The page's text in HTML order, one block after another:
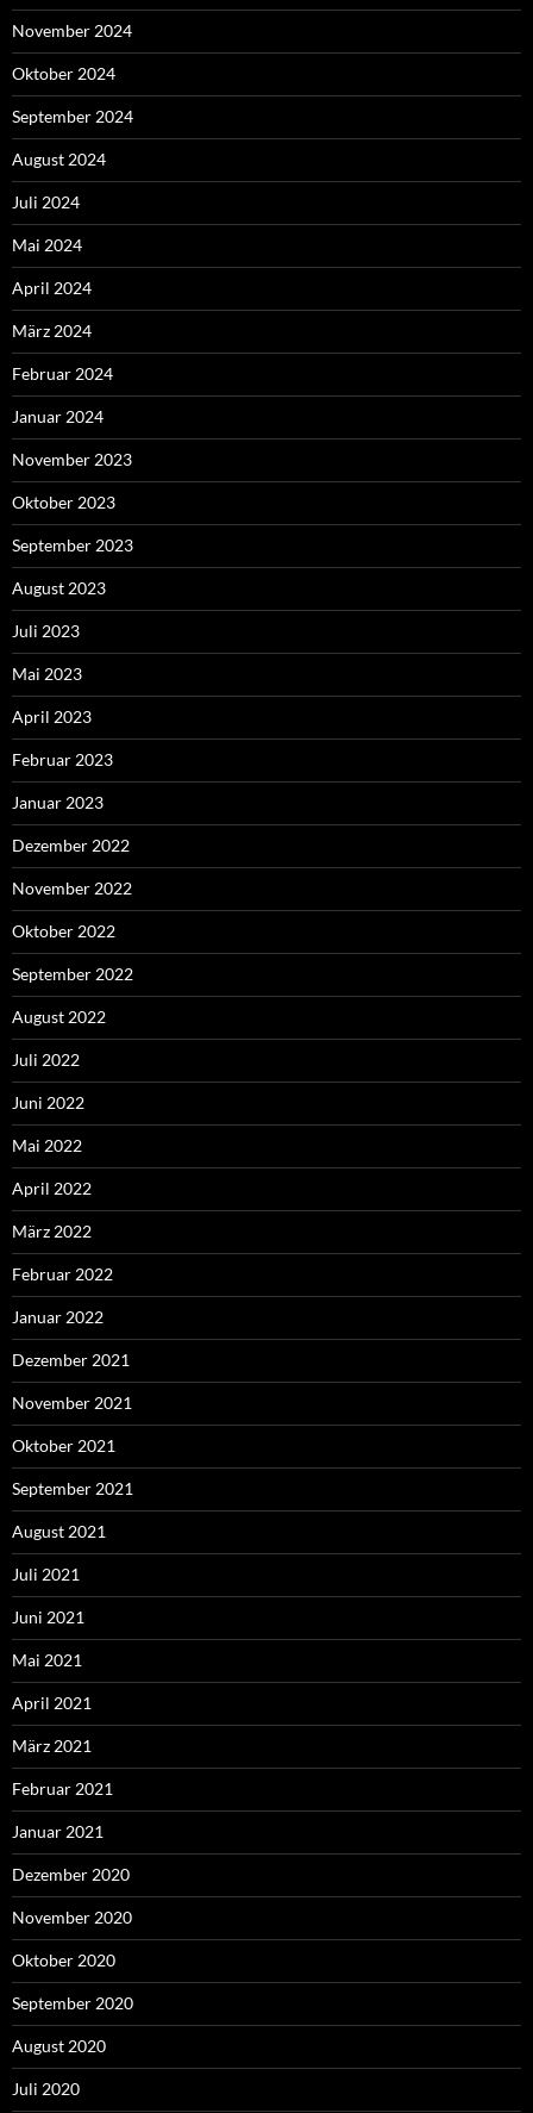
November 2024
Oktober 2024
September 2024
August 2024
Juli 2024
Mai 2024
April 2024
März 2024
Februar 2024
Januar 2024
November 2023
Oktober 2023
September 2023
August 2023
Juli 2023
Mai 2023
April 2023
Februar 2023
Januar 2023
Dezember 2022
November 2022
Oktober 2022
September 2022
August 2022
Juli 2022
Juni 2022
Mai 2022
April 2022
März 2022
Februar 2022
Januar 2022
Dezember 2021
November 2021
Oktober 2021
September 2021
August 2021
Juli 2021
Juni 2021
Mai 2021
April 2021
März 2021
Februar 2021
Januar 2021
Dezember 2020
November 2020
Oktober 2020
September 2020
August 2020
Juli 2020